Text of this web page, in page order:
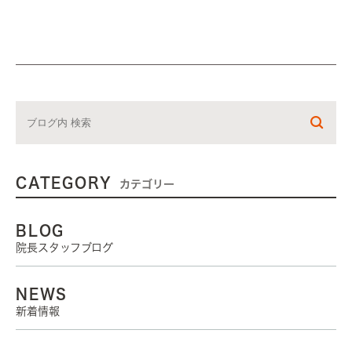
CATEGORY カテゴリー
BLOG
院長スタッフブログ
NEWS
新着情報